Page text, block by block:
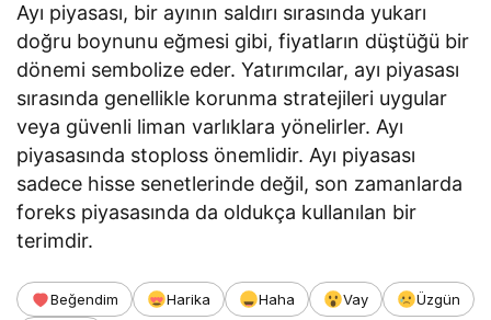
Ayı piyasası, bir ayının saldırı sırasında yukarı
doğru boynunu eğmesi gibi, fiyatların düştüğü bir
dönemi sembolize eder. Yatırımcılar, ayı piyasası
sırasında genellikle korunma stratejileri uygular
veya güvenli liman varlıklara yönelirler. Ayı
piyasasında stoploss önemlidir. Ayı piyasası
sadece hisse senetlerinde değil, son zamanlarda
foreks piyasasında da oldukça kullanılan bir
terimdir.
Beğendim Harika Haha Vay
Üzgün